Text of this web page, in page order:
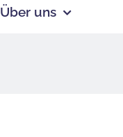
Über uns